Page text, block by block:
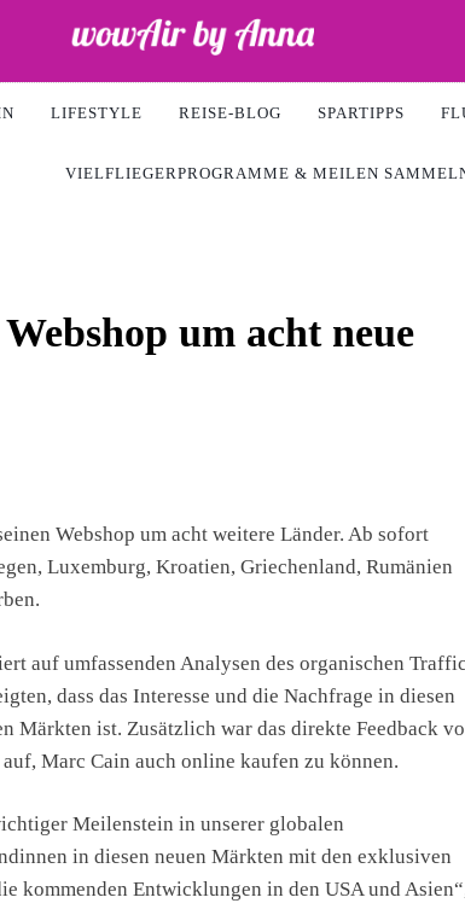
LIFESTYLE REISE-BLOG SPARTIPPS
VIELFLIEGERPROGRAMME & MEILEN
um acht neue
Webshop um acht weitere Länder. Ab sofort
Luxemburg, Kroatien, Griechenland, Rumänien
auf umfassenden Analysen des organischen
dass das Interesse und die Nachfrage in diesen
Märkten ist. Zusätzlich war das direkte Feedback
Marc Cain auch online kaufen zu können.
Meilenstein in unserer globalen
in diesen neuen Märkten mit den exklusiven
kommenden Entwicklungen in den USA und